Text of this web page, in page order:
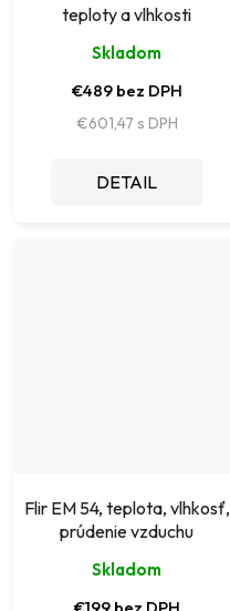
teploty a vlhkosti
Skladom
€489 bez DPH
€601,47
DETAIL
Flir EM 54, teplota, vlhkosť,
prúdenie vzduchu
Skladom